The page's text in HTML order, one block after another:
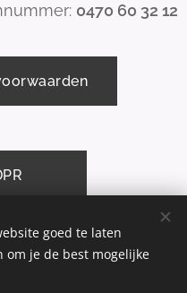
0470 60 32 12
Cookies
goed te laten
je de best mogelijke